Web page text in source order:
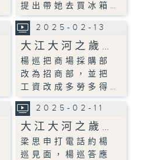
提出帶她去買冰箱…
2025-02-13
大江大河之歲…
楊巡把商場採購部
改為招商部，並把
工資改成多勞多得…
2025-02-11
大江大河之歲…
梁思申打電話約楊
巡見面，楊巡答應